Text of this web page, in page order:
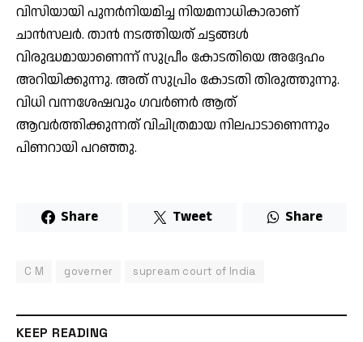
വിസിയായി പുനര്‍നിയമിച്ച നിയമനാധികാരാണ്
ചാന്‍സലര്‍. താന്‍ നടത്തിയത് ചട്ടങ്ങള്‍
വിരുദ്ധമായാണെന്ന് സുപ്രീം കോടതിയെ അദ്ദേഹം
അറിയിക്കുന്നു. അത് സുപ്രിം കോടതി തിരുത്തുന്നു.
വിധി വന്നശേഷവും ഗവര്‍ണര്‍ ആത്
ആവര്‍ത്തിക്കുന്നത് വിചിത്രമായ നിലപാടാണെന്നും
പിണറായി പറഞ്ഞു.
Share Tweet Share
C M governer supream court of India
KEEP READING